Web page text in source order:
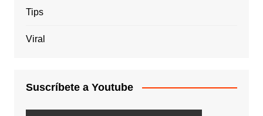
Tips
Viral
Suscríbete a Youtube